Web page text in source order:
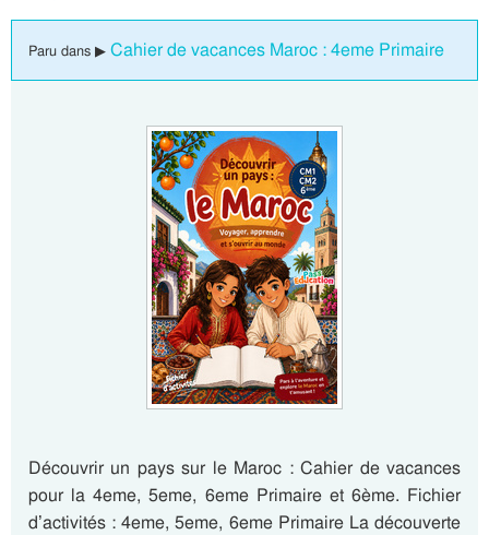
Paru dans ▶ Cahier de vacances Maroc : 4eme Primaire
Découvrir un pays sur le Maroc : Cahier de vacances
pour la 4eme, 5eme, 6eme Primaire et 6ème. Fichier
d’activités : 4eme, 5eme, 6eme Primaire La découverte